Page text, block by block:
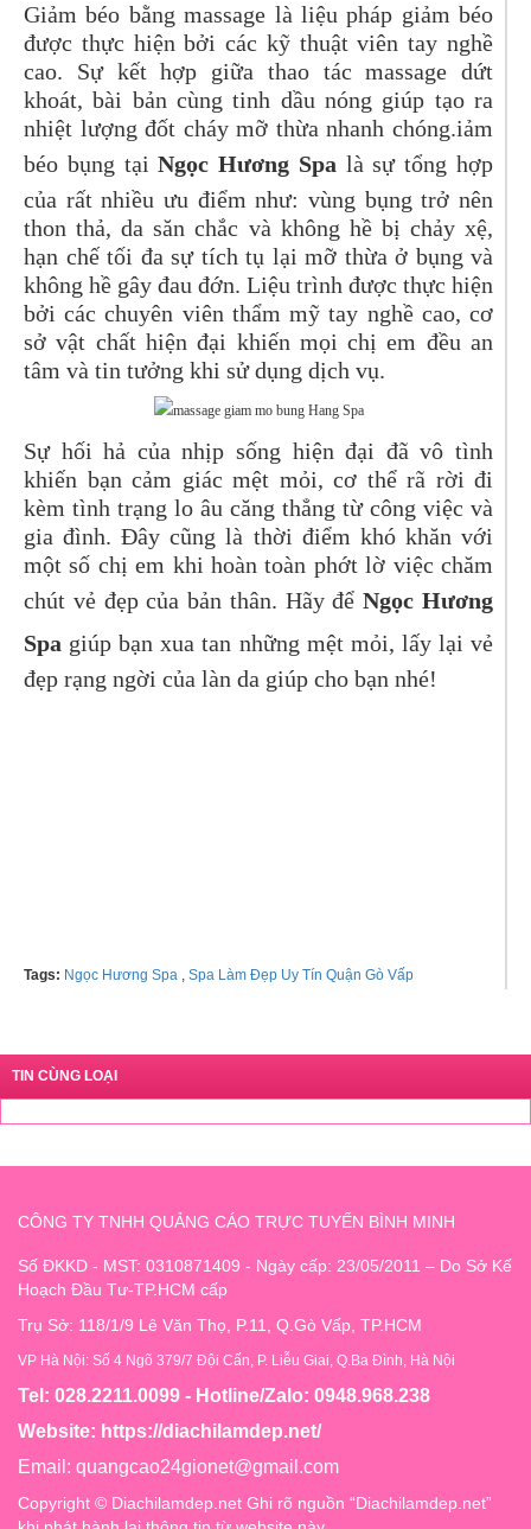
Giảm béo bằng massage là liệu pháp giảm béo
được thực hiện bởi các kỹ thuật viên tay nghề
cao. Sự kết hợp giữa thao tác massage dứt
khoát, bài bản cùng tinh dầu nóng giúp tạo ra
nhiệt lượng đốt cháy mỡ thừa nhanh chóng.iảm
béo bụng tạiNgọc Hương Spalà sự tổng hợp
của rất nhiều ưu điểm như: vùng bụng trở nên
thon thả, da săn chắc và không hề bị chảy xệ,
hạn chế tối đa sự tích tụ lại mỡ thừa ở bụng và
không hề gây đau đớn. Liệu trình được thực hiện
bởi các chuyên viên thẩm mỹ tay nghề cao, cơ
sở vật chất hiện đại khiến mọi chị em đều an
tâm và tin tưởng khi sử dụng dịch vụ.
Sự hối hả của nhịp sống hiện đại đã vô tình
khiến bạn cảm giác mệt mỏi, cơ thể rã rời đi
kèm tình trạng lo âu căng thẳng từ công việc và
gia đình. Đây cũng là thời điểm khó khăn với
một số chị em khi hoàn toàn phớt lờ việc chăm
chút vẻ đẹp của bản thân. Hãy đểNgọc Hương
Spa giúp bạn xua tan những mệt mỏi, lấy lại vẻ
đẹp rạng ngời của làn da giúp cho bạn nhé!
Tags: Ngọc Hương Spa , Spa Làm Đẹp Uy Tín Quận Gò Vấp
TIN CÙNG LOẠI
CÔNG TY TNHH QUẢNG CÁO TRỰC TUYẾN BÌNH MINH
Số ĐKKD - MST: 0310871409 - Ngày cấp: 23/05/2011 – Do Sở Kế
Hoạch Đầu Tư-TP.HCM cấp
Trụ Sở: 118/1/9 Lê Văn Thọ, P.11, Q.Gò Vấp, TP.HCM
VP Hà Nội: Số 4 Ngõ 379/7 Đội Cấn, P. Liễu Giai, Q.Ba Đình, Hà Nội
Tel: 028.2211.0099 - Hotline/Zalo: 0948.968.238
Website: https://diachilamdep.net/
Email: quangcao24gionet@gmail.com
Copyright © Diachilamdep.net Ghi rõ nguồn “Diachilamdep.net”